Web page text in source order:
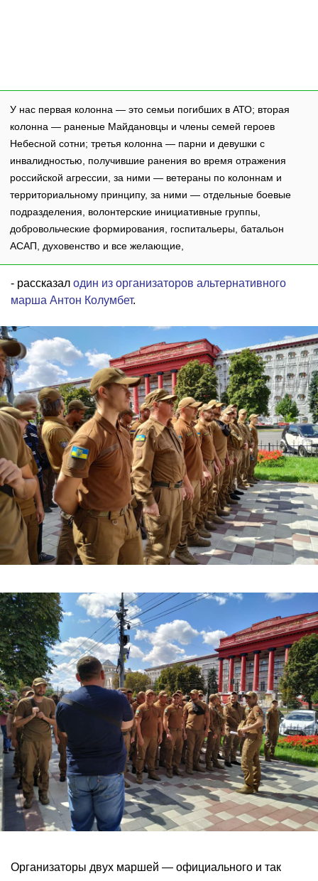
У нас первая колонна — это семьи погибших в АТО; вторая
колонна — раненые Майдановцы и члены семей героев
Небесной сотни; третья колонна — парни и девушки с
инвалидностью, получившие ранения во время отражения
российской агрессии, за ними — ветераны по колоннам и
территориальному принципу, за ними — отдельные боевые
подразделения, волонтерские инициативные группы,
добровольческие формирования, госпитальеры, батальон
АСАП, духовенство и все желающие,
- рассказал один из организаторов альтернативного
марша Антон Колумбет.
Организаторы двух маршей — официального и так